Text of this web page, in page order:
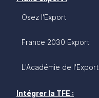
Osez l'Export
France 2030 Export
L'Académie de l'Export
Intégrer la TFE :